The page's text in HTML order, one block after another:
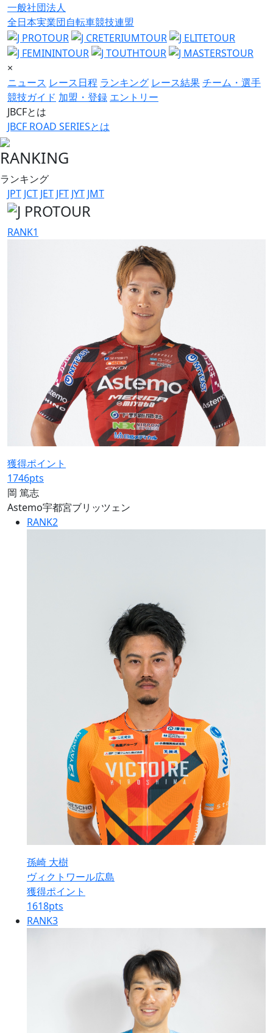
一般社団法人
全日本実業団自転車競技連盟
×
ニュース レース日程 ランキング レース結果チーム・選手
競技ガイド 加盟・登録 エントリー
JBCFとは
JBCF ROAD SERIESとは
RANKING
ランキング
JPT JCT JET JFT JYT JMT
RANK1
獲得ポイント
1746pts
岡 篤志
Astemo宇都宮ブリッツェン
RANK2
孫崎 大樹
ヴィクトワール広島
獲得ポイント
1618pts
RANK3